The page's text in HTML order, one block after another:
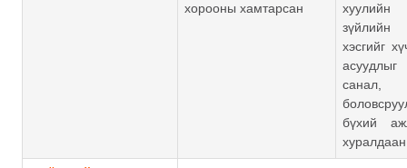
хорооны хамтарсан
хэсгийг
бүхий
хуралдаан